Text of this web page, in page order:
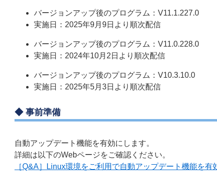
バージョンアップ後のプログラム：V11.1.227.0
実施日：2025年9月9日より順次配信
バージョンアップ後のプログラム：V11.0.228.0
実施日：2024年10月2日より順次配信
バージョンアップ後のプログラム：V10.3.10.0
実施日：2025年5月3日より順次配信
◆ 事前準備
自動アップデート機能を有効にします。
詳細は以下のWebページをご確認ください。
［Q&A］Linux環境をご利用で自動アップデート機能を